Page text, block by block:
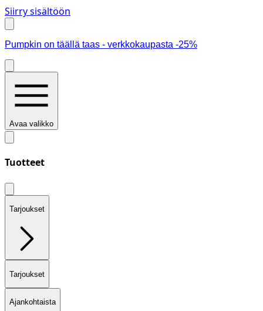
Siirry sisältöön
Pumpkin on täällä taas - verkkokaupasta -25%
Avaa valikko
Tuotteet
Tarjoukset
Tarjoukset
Ajankohtaista